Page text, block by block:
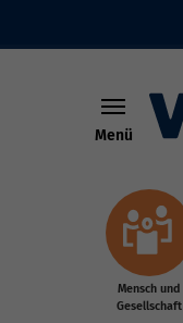
Menü
Mensch und
Gesellschaft